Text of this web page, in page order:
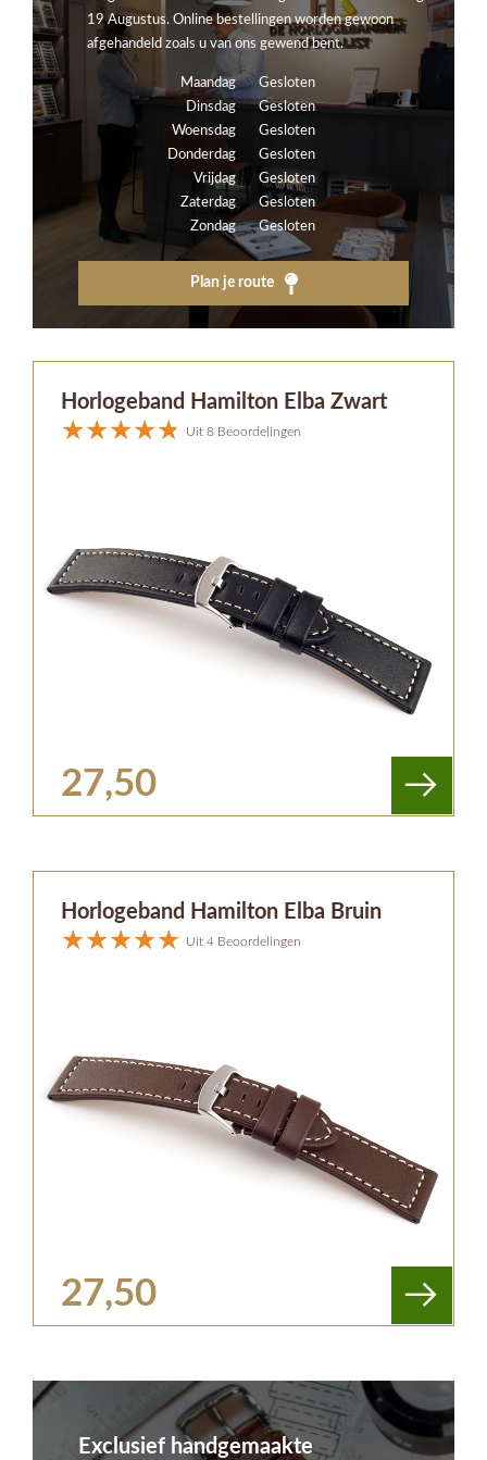
19 Augustus. Online bestellingen worden gewoon
afgehandeld zoals u van ons gewend bent.
Maandag
Gesloten
Dinsdag
Gesloten
Woensdag
Gesloten
Donderdag
Gesloten
Vrijdag
Gesloten
Zaterdag
Gesloten
Zondag
Gesloten
Plan je route
Horlogeband Hamilton Elba Zwart
Uit 8 Beoordelingen
27,50
Horlogeband Hamilton Elba Bruin
Uit 4 Beoordelingen
27,50
Exclusief handgemaakte